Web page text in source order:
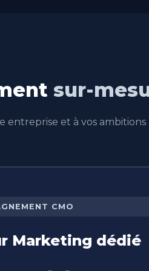
sur-
entreprise et à vos ambitions
CMO
Marketing dédié